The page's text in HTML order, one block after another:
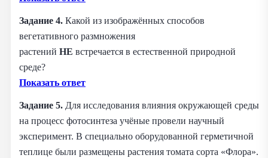
Задание 4. Какой из изображённых способов
вегетативного размножения
растений НЕ встречается в естественной природной
среде?
Показать ответ
Задание 5. Для исследования влияния окружающей среды
на процесс фотосинтеза учёные провели научный
эксперимент. В специально оборудованной герметичной
теплице были размещены растения томата сорта «Флора».